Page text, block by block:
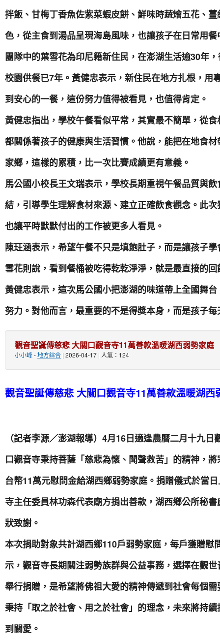
拌飯、甘梅丁香魚佐紫菜蝦皮餅、鮮味時蔬燴五花、
色，從主食到湯品呈現海島風味，也讓孩子在日常用
團隊中的葉雪花為印尼籍新住民，在澎湖生活逾30年
校園供餐已7年。黃健忠表示，新住民在地方扎根，用
到安心的一餐，這份努力值得被看見，也值得肯定。
黃健忠指出，學校午餐看似平常，其實最不簡單，從
都關係著孩子的健康與生活習慣。他說，能把在地食
家鄉，這樣的累積，比一次比賽成績更有意義。
馬公國小校長王文瑞表示，學校長期重視午餐品質與
結，引導學生理解食材來源、建立正確飲食觀念。此
也讓平時默默付出的工作被更多人看見。
陳玨涵表示，希望午餐不只是填飽肚子，而是讓孩子
雪花則說，看到餐桶被吃得乾乾淨淨，就是最直接的
黃健忠表示，這次馬公國小把澎湖的味道帶上全國舞
努力。對他而言，最重要的不是得獎本身，而是孩子
觀音聖誕傳慈悲 大關口觀音寺11萬善款溫暖湖西弱勢家庭
小小峰-地方綜合 | 2026-04-17 | 人氣：124
觀音聖誕傳慈悲 大關口觀音寺11萬善款溫暖湖西
（記者李源／澎湖報導）4月16日適逢農曆二月十九
口觀音寺秉持菩薩「慈悲為懷、聞聲救苦」的精神，
台幣11萬元慰問金給湖西鄉弱勢家庭。捐贈儀式於當
寺主任委員林功森代表廟方捐出善款，湖西鄉公所秘
狀致謝。
本次捐助對象共計湖西鄉110戶弱勢家庭，每戶獲贈慰
示，觀音寺長期關注弱勢族群與公益事務，選擇在觀
舉行捐贈，是希望將佛祖大愛的精神傳遞到社會每個
秉持「取之於社會、用之於社會」的理念，未來將持
到關愛。